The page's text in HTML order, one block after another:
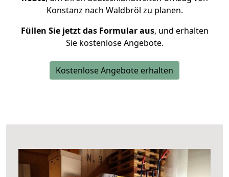
Konstanz nach Waldbröl zu planen.
Füllen Sie jetzt das Formular aus, und erhalten
Sie kostenlose Angebote.
Kostenlose Angebote erhalten